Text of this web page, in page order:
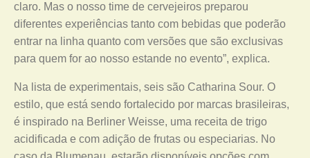
claro. Mas o nosso time de cervejeiros preparou
diferentes experiências tanto com bebidas que poderão
entrar na linha quanto com versões que são exclusivas
para quem for ao nosso estande no evento”, explica.
Na lista de experimentais, seis são Catharina Sour. O
estilo, que está sendo fortalecido por marcas brasileiras,
é inspirado na Berliner Weisse, uma receita de trigo
acidificada e com adição de frutas ou especiarias. No